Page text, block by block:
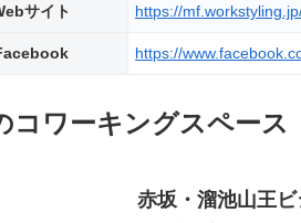
サイト https://
https://
コワーキングスペース
赤坂・溜池山王